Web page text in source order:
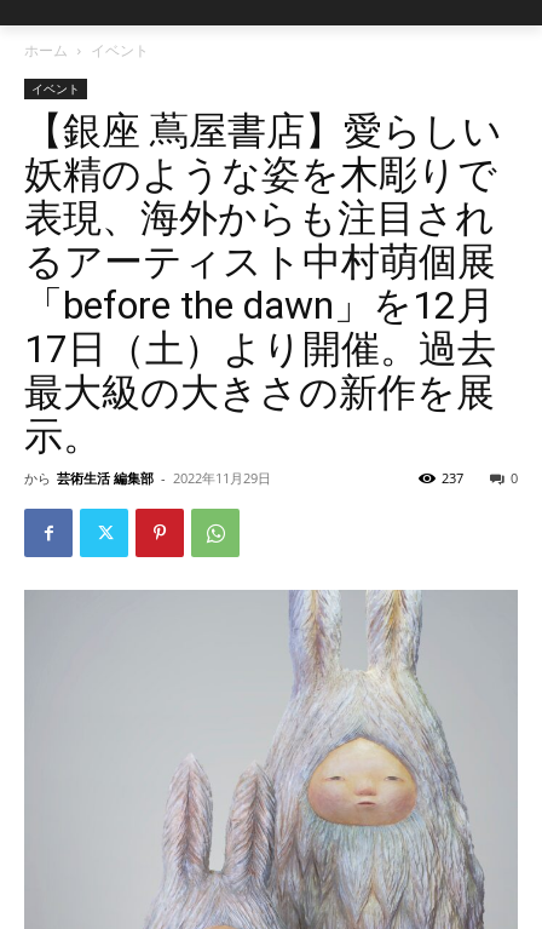
ホーム イベント
イベント
【銀座 蔦屋書店】愛らしい
妖精のような姿を木彫りで
表現、海外からも注目され
るアーティスト中村萌個展
「before the dawn」を12月
17日（土）より開催。過去
最大級の大きさの新作を展
示。
から 芸術生活 編集部 - 2022年11月29日 0
237